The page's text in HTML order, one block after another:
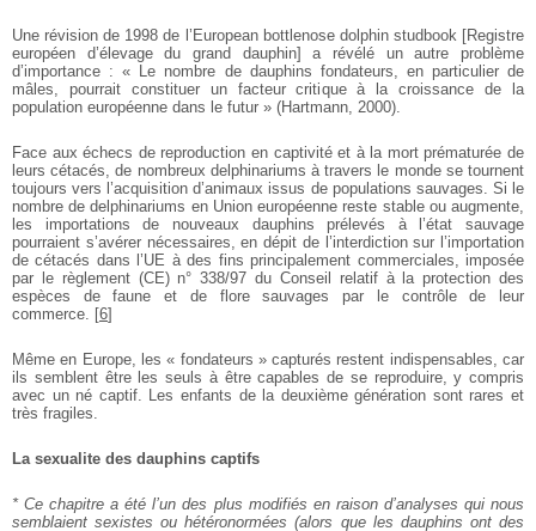
Une révision de 1998 de l’European bottlenose dolphin studbook [Registre
européen d’élevage du grand dauphin] a révélé un autre problème
d’importance : « Le nombre de dauphins fondateurs, en particulier de
mâles, pourrait constituer un facteur critique à la croissance de la
population européenne dans le futur » (Hartmann, 2000).
Face aux échecs de reproduction en captivité et à la mort prématurée de
leurs cétacés, de nombreux delphinariums à travers le monde se tournent
toujours vers l’acquisition d’animaux issus de populations sauvages. Si le
nombre de delphinariums en Union européenne reste stable ou augmente,
les importations de nouveaux dauphins prélevés à l’état sauvage
pourraient s’avérer nécessaires, en dépit de l’interdiction sur l’importation
de cétacés dans l’UE à des fins principalement commerciales, imposée
par le règlement (CE) n° 338/97 du Conseil relatif à la protection des
espèces de faune et de flore sauvages par le contrôle de leur
commerce.
[6]
Même en Europe, les « fondateurs » capturés restent indispensables, car
ils semblent être les seuls à être capables de se reproduire, y compris
avec un né captif. Les enfants de la deuxième génération sont rares et
très fragiles.
La sexualite des dauphins captifs
* Ce chapitre a été l’un des plus modifiés en raison d’analyses qui nous
semblaient sexistes ou hétéronormées (alors que les dauphins ont des